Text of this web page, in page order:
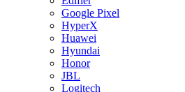
Google Pixel
HyperX
Huawei
Hyundai
Honor
JBL
Logitech